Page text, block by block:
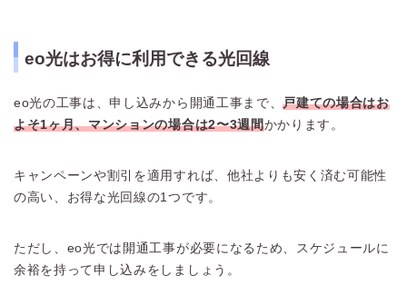
eo光はお得に利用できる光回線
eo光の工事は、申し込みから開通工事まで、戸建ての場合はお
よそ1ヶ月、マンションの場合は2〜3週間かかります。
キャンペーンや割引を適用すれば、他社よりも安く済む可能性
の高い、お得な光回線の1つです。
ただし、eo光では開通工事が必要になるため、スケジュールに
余裕を持って申し込みをしましょう。